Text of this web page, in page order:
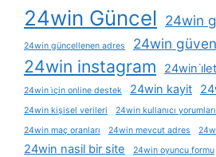
24win Güncel 24win
24win güncellenen adres 24win
24win instagram 24win
24win i̇çin online destek 24win kayit
24win kişisel verileri 24win kullanıcı yorumları
24win maç oranları 24win mevcut adres
24win nasil bir site 24win oyuncu formu